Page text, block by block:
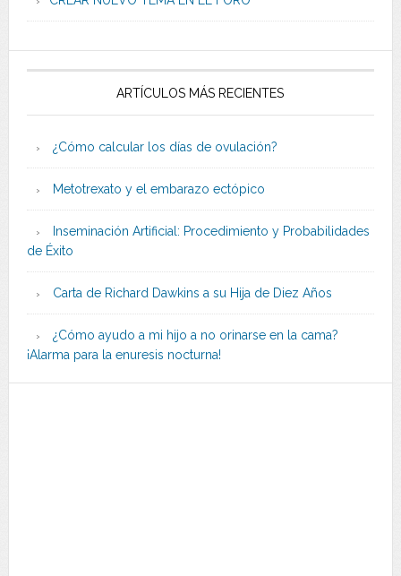
ARTÍCULOS MÁS RECIENTES
¿Cómo calcular los días de ovulación?
Metotrexato y el embarazo ectópico
Inseminación Artificial: Procedimiento y Probabilidades
de Éxito
Carta de Richard Dawkins a su Hija de Diez Años
¿Cómo ayudo a mi hijo a no orinarse en la cama?
¡Alarma para la enuresis nocturna!